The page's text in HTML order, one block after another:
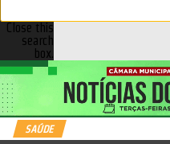
Close this
search
box.
SAÚDE